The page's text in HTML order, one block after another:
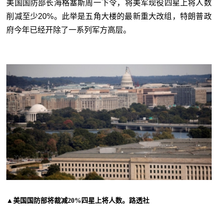
美国国防部长海格塞斯周一下令，将美军现役四星上将人数
削减至少20%。此举是五角大楼的最新重大改组，特朗普政
府今年已经开除了一系列军方高层。
▲美国国防部将裁减20%四星上将人数。路透社